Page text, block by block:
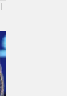
|